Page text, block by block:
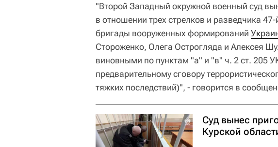
"Второй Западный окружной военный суд
в отношении трех стрелков и разведчика
бригады вооруженных формирований
Стороженко, Олега Острогляда и Алексея
виновными по пунктам "а" и "в" ч. 2 ст. 205
предварительному сговору
тяжких последствий)", - говорится в
Суд вынес
Курской